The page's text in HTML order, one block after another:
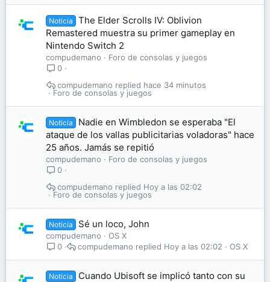
Noticia
The Elder Scrolls IV: Oblivion
Remastered muestra su primer gameplay en
Nintendo Switch 2
compudemano
Foro de consolas y juegos
0
Foro de consolas y juegos
hace 34 minutos
compudemano
Noticia
Nadie en Wimbledon se esperaba "El
ataque de los vallas publicitarias voladoras" hace
25 años. Jamás se repitió
compudemano
Foro de consolas y juegos
0
Foro de consolas y juegos
Hoy a las 02:02
compudemano
Noticia Sé un loco, John
compudemano
OS X
0
OS X
Hoy a las 02:02
compudemano
Noticia
Cuando Ubisoft se implicó tanto con su